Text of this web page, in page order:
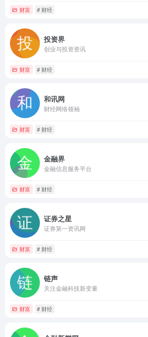
财富 # 财经
投资界
创业与投资资讯
财富 # 财经
和讯网
财经网络领袖
财富 # 财经
金融界
金融信息服务平台
财富 # 财经
证券之星
证券第一资讯网
财富 # 财经
链声
关注金融科技新变量
财富 # 财经